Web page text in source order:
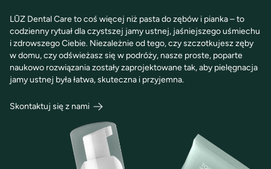
LŪZ Dental Care to coś więcej niż pasta do zębów i pianka – to
codzienny rytuał dla czystszej jamy ustnej, jaśniejszego uśmiechu
i zdrowszego Ciebie. Niezależnie od tego, czy szczotkujesz zęby
w domu, czy odświeżasz się w podróży, nasze proste, poparte
naukowo rozwiązania zostały zaprojektowane tak, aby pielęgnacja
jamy ustnej była łatwa, skuteczna i przyjemna.
Skontaktuj się z nami